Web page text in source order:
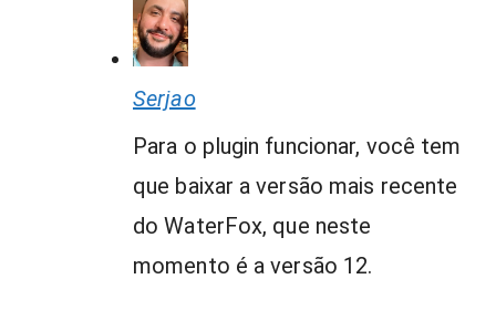
Serjao
Para o plugin funcionar, você tem
que baixar a versão mais recente
do WaterFox, que neste
momento é a versão 12.